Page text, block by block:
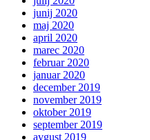
junij 2020
maj 2020
april 2020
marec 2020
februar 2020
januar 2020
december 2019
november 2019
oktober 2019
september 2019
avgust 2019